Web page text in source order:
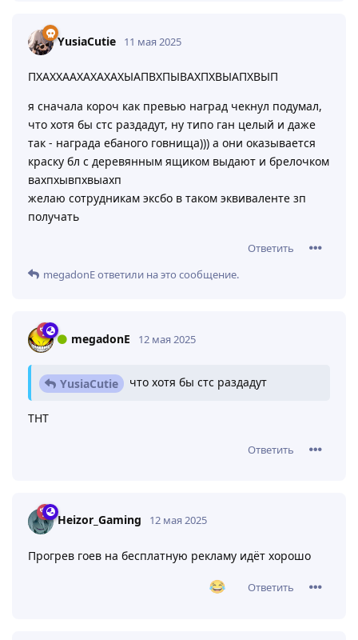
YusiaCutie 11 мая 2025
ПХАХХААХАХАХАХЫАПВХПЫВАХПХВЫАПХВЫП
я сначала короч как превью наград чекнул подумал,
что хотя бы стс раздадут, ну типо ган целый и даже
так - награда ебаного говнища))) а они оказывается
краску бл с деревянным ящиком выдают и брелочком
вахпхывпхвыахп
желаю сотрудникам эксбо в таком эквиваленте зп
получать
Ответить
megadonEответили на это сообщение.
megadonE 12 мая 2025
YusiaCutie что хотя бы стс раздадут
ТНТ
Ответить
Heizor_Gaming 12 мая 2025
Прогрев гоев на бесплатную рекламу идёт хорошо
Ответить